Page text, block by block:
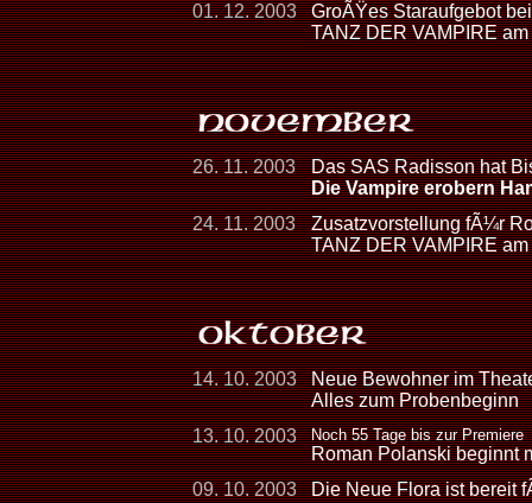
01. 12. 2003
GroÃŸes Staraufgebot
TANZ DER VAMPIRE
26. 11. 2003
Das SAS Radisson hat
Die Vampire erobern
24. 11. 2003
Zusatzvorstellung fÃ¼r
TANZ DER VAMPIRE
14. 10. 2003
Neue Bewohner im
Alles zum Probenbeginn
13. 10. 2003
Noch 55 Tage bis zur Premiere
Roman Polanski beginnt
09. 10. 2003
Die Neue Flora ist bereit